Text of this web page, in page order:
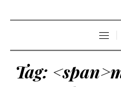
Tag: